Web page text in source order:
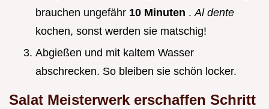
brauchen ungefähr 10 Minuten . Al dente
kochen, sonst werden sie matschig!
Abgießen und mit kaltem Wasser
abschrecken. So bleiben sie schön locker.
Salat Meisterwerk erschaffen Schritt